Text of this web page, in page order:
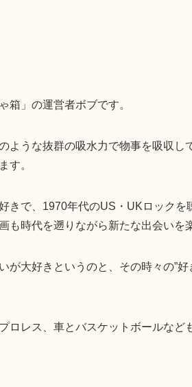
箱」の運営者ボブです。
ような抜群の吸水力で物事を吸収
す。
きで、1970年代のUS・UKロック
も時代を遡りながら新たな出会いを
が大好きというのと、その時々の”
ロレス、車とバスケットボールなど